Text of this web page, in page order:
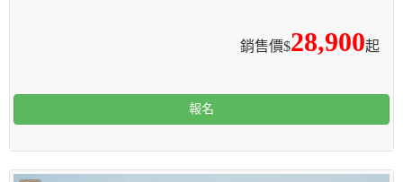
銷售價$28,900起
報名